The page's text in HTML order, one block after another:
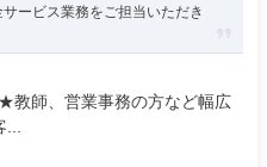
ービス業務をご担当いただき
教師、営業事務の方など幅広